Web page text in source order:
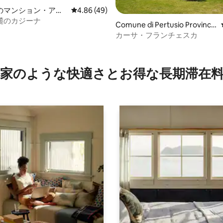
マンション・アパ レビュー49件、5つ星中4.86つ星の平均評価
4.86 (49)
のカジーナ
Comune di Pertusio Provincia
Torinoの一軒家
カーサ・フランチェスカ
のような快⁠適⁠さ⁠とお⁠得⁠な長⁠期⁠滞⁠在